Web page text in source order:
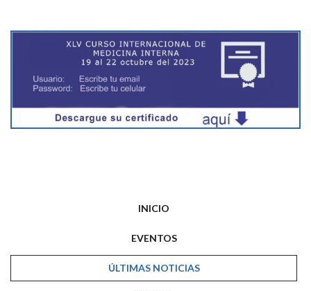
INICIO
EVENTOS
ÚLTIMAS NOTICIAS